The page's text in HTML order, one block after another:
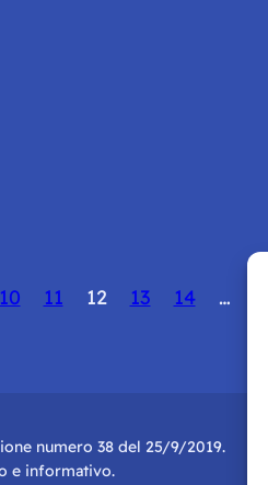
10 11 12 13 14 …
numero 38 del 25/9/2019.
e informativo.